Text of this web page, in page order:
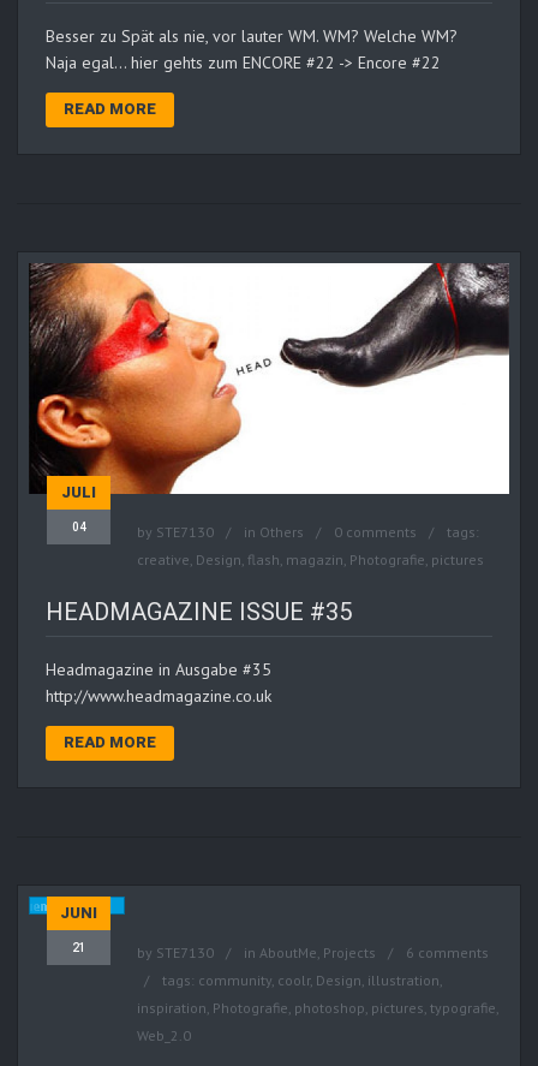
Besser zu Spät als nie, vor lauter WM. WM? Welche WM?
Naja egal… hier gehts zum ENCORE #22 -> Encore #22
READ MORE
JULI
04 by STE7130 in Others 0 comments
tags:
creative, Design, flash, magazin, Photografie, pictures
HEADMAGAZINE ISSUE #35
Headmagazine in Ausgabe #35
http://www.headmagazine.co.uk
READ MORE
JUNI
21 by STE7130 in AboutMe, Projects
6 comments
tags: community, coolr, Design, illustration,
inspiration, Photografie, photoshop, pictures, typografie,
Web_2.0